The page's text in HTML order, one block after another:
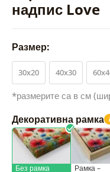
надпис Love
Размер:
30x20 40x30
*размерите са в см
Декоративна рамка i
Без рамка
Рамка –